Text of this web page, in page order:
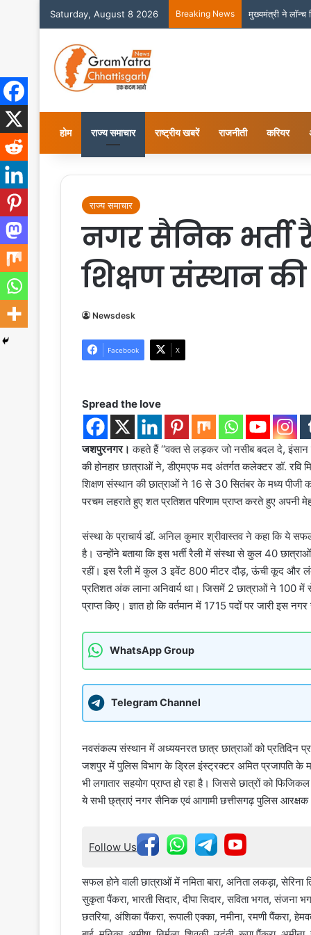
Saturday, August 8 2026 Breaking News मुख्यमंत्री ने लॉन्च
होम राज्य समाचार राष्ट्रीय खबरें राजनीती करियर
राज्य समाचार
नगर सैनिक
शिक्षण संस्थान
Newsdesk
Facebook X
Spread the love
जशपुरनगर।कहते हैं ‘‘वक्त से लड़कर जो नसीब बदल दे, इंसान
की होनहार छात्राओं ने, डीएमएफ मद अंतर्गत कलेक्टर डॉ. रवि
शिक्षण संस्थान की छात्राओं ने 16 से 30 सितंबर के मध्य पीजी
परचम लहराते हुए शत प्रतिशत परिणाम प्राप्त करते हुए अपनी
संस्था के प्राचार्य डॉ. अनिल कुमार श्रीवास्तव ने कहा कि ये
है। उन्होंने बताया कि इस भर्ती रैली में संस्था से कुल 40
रहीं। इस रैली में कुल 3 इवेंट 800 मीटर दौड़, ऊंची कूद और
प्रतिशत अंक लाना अनिवार्य था। जिसमें 2 छात्राओं ने
प्राप्त किए। ज्ञात हो कि वर्तमान में 1715 पदों पर जारी इस
WhatsApp Group
Telegram Channel
नवसंकल्प संस्थान में अध्ययनरत छात्र छात्राओं को प्रतिदिन
जशपुर में पुलिस विभाग के ड्रिल इंस्ट्रक्टर अमित प्रजापति के
भी लगातार सहयोग प्राप्त हो रहा है। जिससे छात्रों को
ये सभी छ्त्राएं नगर सैनिक एवं आगामी छत्तीसगढ़ पुलिस आरक्षक
Follow Us
सफल होने वाली छात्राओं में नमिता बारा, अनिता लकड़ा, सेरिना
सुकृता पैंकरा, भारती सिदार, दीपा सिदार, सविता भगत, संजना
छतरिया, अंशिका पैंकरा, रूपाली एक्का, नमीना, रमणी पैंकरा,